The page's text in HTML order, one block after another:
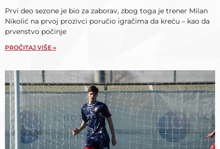
Prvi deo sezone je bio za zaborav, zbog toga je trener Milan
Nikolić na prvoj prozivci poručio igračima da kreću – kao da
prvenstvo počinje
PROČITAJ VIŠE »